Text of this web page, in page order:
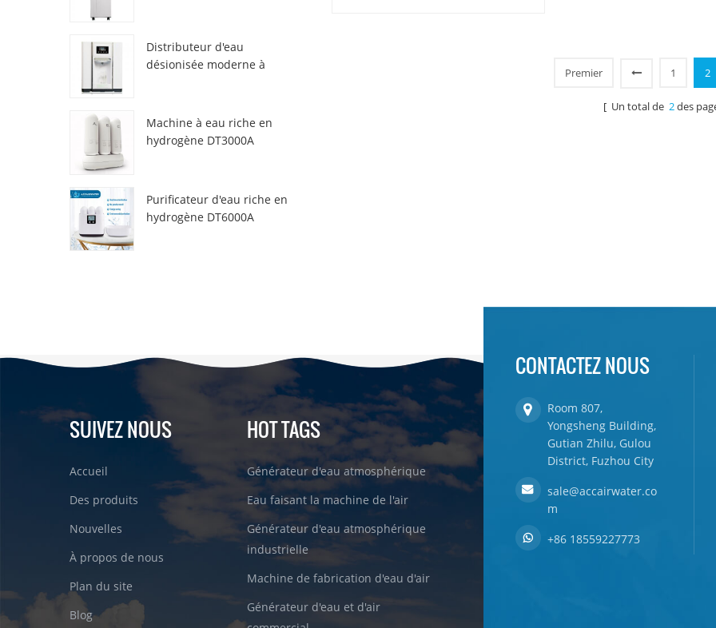
Distributeur d'eau
désionisée moderne à
Machine à eau riche en
hydrogène DT3000A
Purificateur d'eau riche en
hydrogène DT6000A
Premier
1 2
[ Un total de2des
SUIVEZ NOUS
Accueil
Des produits
Nouvelles
À propos de nous
Plan du site
Blog
HOT TAGS
Générateur d'eau atmosphérique
Eau faisant la machine de l'air
Générateur d'eau atmosphérique
industrielle
Machine de fabrication d'eau d'air
Générateur d'eau et d'air
CONTACTEZ NOUS
Room 807,
Yongsheng Building,
Gutian Zhilu, Gulou
District, Fuzhou City
sale@accairwater.co
m
+86 18559227773